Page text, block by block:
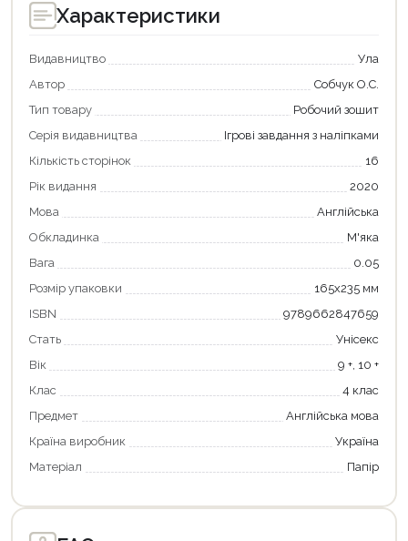
Характеристики
Видавництво
Ула
Автор
Собчук О.С.
Тип товару
Робочий зошит
Серія видавництва
Ігрові завдання з наліпками
Кількість сторінок
16
Рік видання
2020
Мова
Англійська
Обкладинка
М'яка
Вага
0.05
Розмір упаковки
165х235 мм
ISBN
9789662847659
Стать
Унісекс
Вік
9 +, 10 +
Клас
4 клас
Предмет
Англійська мова
Країна виробник
Україна
Матеріал
Папір
Продовжити покупки
Оформити замовлення